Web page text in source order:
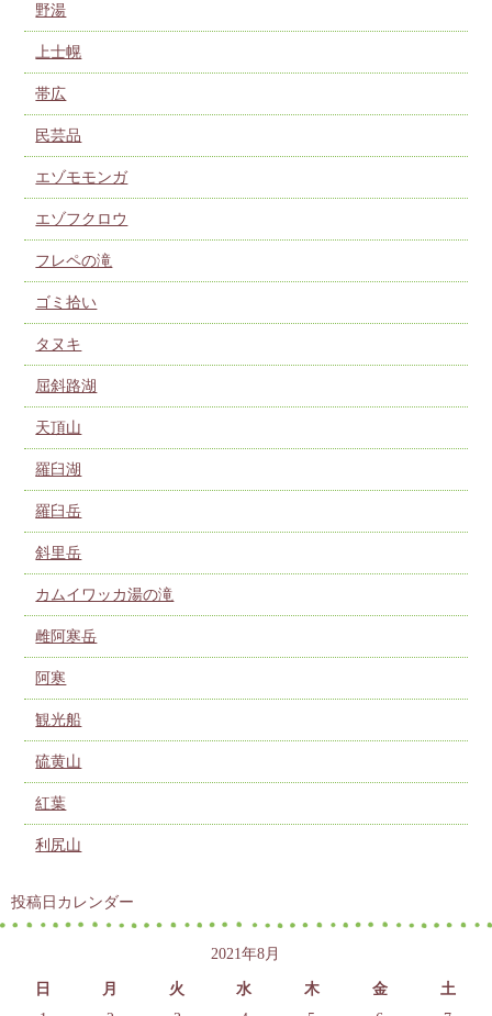
野湯
上士幌
帯広
民芸品
エゾモモンガ
エゾフクロウ
フレペの滝
ゴミ拾い
タヌキ
屈斜路湖
天頂山
羅臼湖
羅臼岳
斜里岳
カムイワッカ湯の滝
雌阿寒岳
阿寒
観光船
硫黄山
紅葉
利尻山
投稿日カレンダー
2021年8月
日 月 火 水 木 金
土